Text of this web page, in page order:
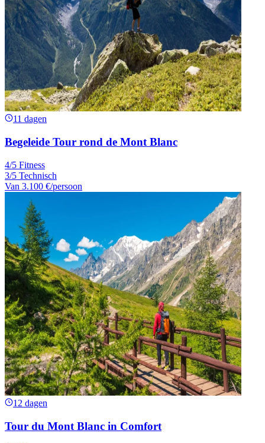
11 dagen
Begeleide Tour rond de Mont Blanc
4/5 Fitness
3/5 Technisch
Van 3.100 €/persoon
12 dagen
Tour du Mont Blanc in Comfort